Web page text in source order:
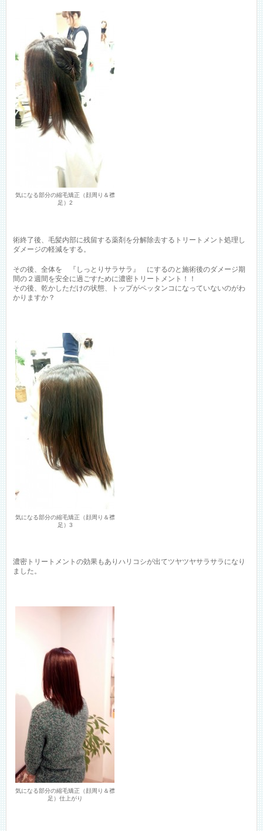
気になる部分の縮毛矯正（顔周り＆襟
足）2
術終了後、毛髪内部に残留する薬剤を分解除去するトリートメント処理し
ダメージの軽減をする。
その後、全体を 『しっとりサラサラ』 にするのと施術後のダメージ期
間の２週間を安全に過ごすために濃密トリートメント！！
その後、乾かしただけの状態、トップがペッタンコになっていないのがわ
かりますか？
気になる部分の縮毛矯正（顔周り＆襟
足）3
濃密トリートメントの効果もありハリコシが出てツヤツヤサラサラになり
ました。
気になる部分の縮毛矯正（顔周り＆襟
足）仕上がり